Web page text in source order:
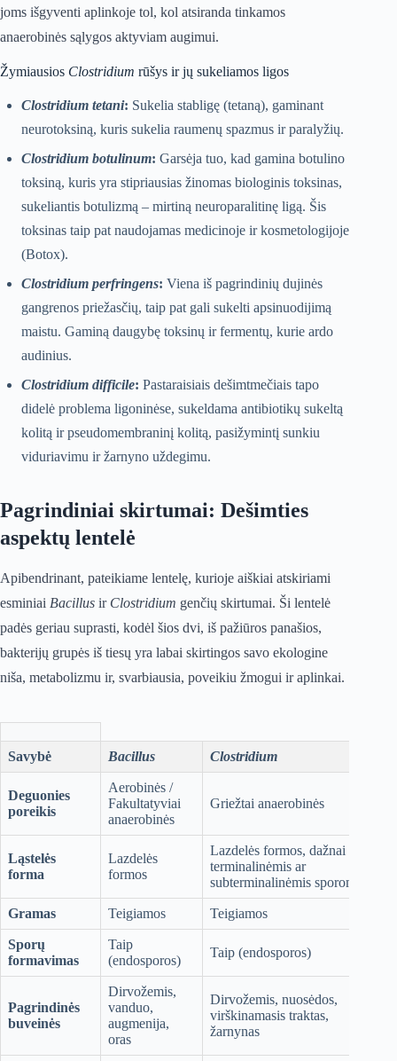
joms išgyventi aplinkoje tol, kol atsiranda tinkamos
anaerobinės sąlygos aktyviam augimui.
Žymiausios Clostridium rūšys ir jų sukeliamos ligos
Clostridium tetani: Sukelia stabligę (tetaną), gaminant
neurotoksiną, kuris sukelia raumenų spazmus ir paralyžių.
Clostridium botulinum: Garsėja tuo, kad gamina botulino
toksiną, kuris yra stipriausias žinomas biologinis toksinas,
sukeliantis botulizmą – mirtiną neuroparalitinę ligą. Šis
toksinas taip pat naudojamas medicinoje ir kosmetologijoje
(Botox).
Clostridium perfringens: Viena iš pagrindinių dujinės
gangrenos priežasčių, taip pat gali sukelti apsinuodijimą
maistu. Gaminą daugybę toksinų ir fermentų, kurie ardo
audinius.
Clostridium difficile: Pastaraisiais dešimtmečiais tapo
didelė problema ligoninėse, sukeldama antibiotikų sukeltą
kolitą ir pseudomembraninį kolitą, pasižymintį sunkiu
viduriavimu ir žarnyno uždegimu.
Pagrindiniai skirtumai: Dešimties
aspektų lentelė
Apibendrinant, pateikiame lentelę, kurioje aiškiai atskiriami
esminiai Bacillus ir Clostridium genčių skirtumai. Ši lentelė
padės geriau suprasti, kodėl šios dvi, iš pažiūros panašios,
bakterijų grupės iš tiesų yra labai skirtingos savo ekologine
niša, metabolizmu ir, svarbiausia, poveikiu žmogui ir aplinkai.
Savybė Bacillus Clostridium
Deguonies
poreikis
Aerobinės /
Fakultatyviai
anaerobinės
Griežtai anaerobinės
Ląstelės
forma
Lazdelės
formos
Lazdelės formos, dažnai su
terminalinėmis ar
subterminalinėmis sporomis
Gramas Teigiamos Teigiamos
Sporų
formavimas
Taip
(endosporos)
Taip (endosporos)
Pagrindinės
buveinės
Dirvožemis,
vanduo,
augmenija,
oras
Dirvožemis, nuosėdos,
virškinamasis traktas,
žarnynas